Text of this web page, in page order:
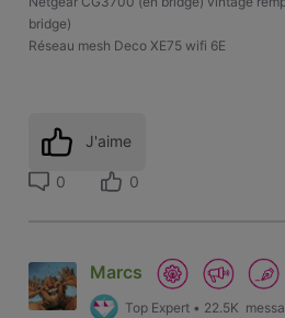
bridge)
Réseau mesh Deco XE75 wifi 6E
J'aime
0 0
Marcs
Top Expert • 22.5K